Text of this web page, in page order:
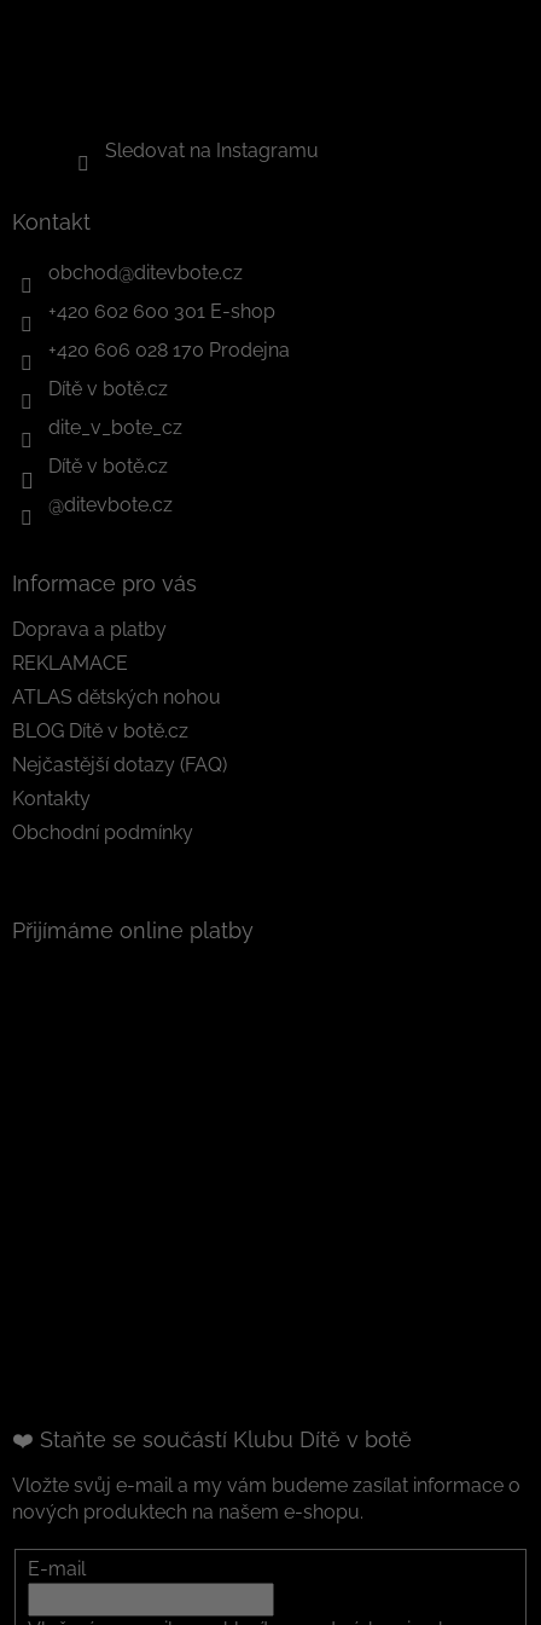
Sledovat na Instagramu
Kontakt
obchod@ditevbote.cz
+420 602 600 301 E-shop
+420 606 028 170 Prodejna
Dítě v botě.cz
dite_v_bote_cz
Dítě v botě.cz
@ditevbote.cz
Informace pro vás
Doprava a platby
REKLAMACE
ATLAS dětských nohou
BLOG Dítě v botě.cz
Nejčastější dotazy (FAQ)
Kontakty
Obchodní podmínky
Přijímáme online platby
❤️ Staňte se součástí Klubu Dítě v botě
Vložte svůj e-mail a my vám budeme zasílat informace o
nových produktech na našem e-shopu.
E-mail